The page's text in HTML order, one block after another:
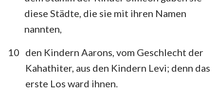
diese Städte, die sie mit ihren Namen
nannten,
10 den Kindern Aarons, vom Geschlecht der
Kahathiter, aus den Kindern Levi; denn das
erste Los ward ihnen.